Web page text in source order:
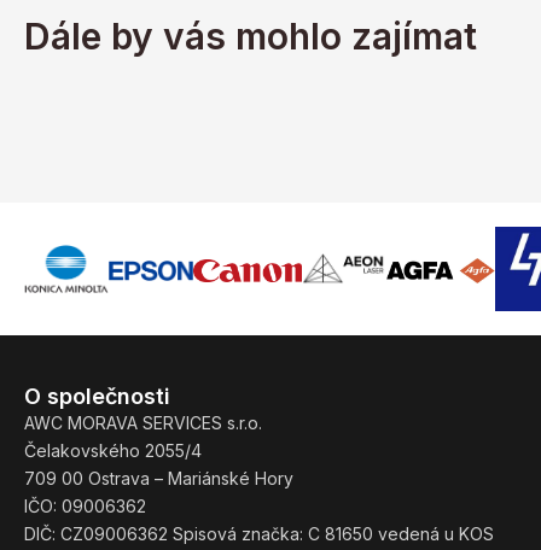
Dále by vás mohlo zajímat
O společnosti
AWC MORAVA SERVICES s.r.o.
Čelakovského 2055/4
709 00 Ostrava – Mariánské Hory
IČO: 09006362
DIČ: CZ09006362 Spisová značka: C 81650 vedená u KOS